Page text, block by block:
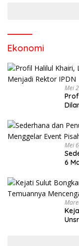
Ekonomi
Mei
Mei
6